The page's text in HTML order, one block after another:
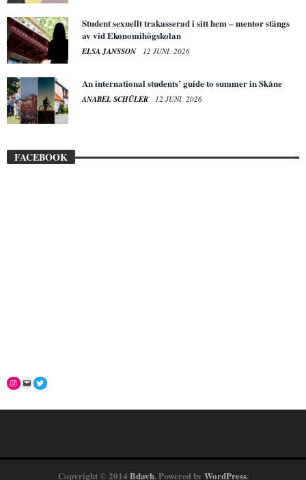
Student sexuellt trakasserad i sitt hem – mentor stängs
av vid Ekonomihögskolan
ELSA JANSSON 12 JUNI, 2026
An international students’ guide to summer in Skåne
ANABEL SCHÜLER 12 JUNI, 2026
FACEBOOK
Copyright © 2014 Bdayh. Powered by WordPress.